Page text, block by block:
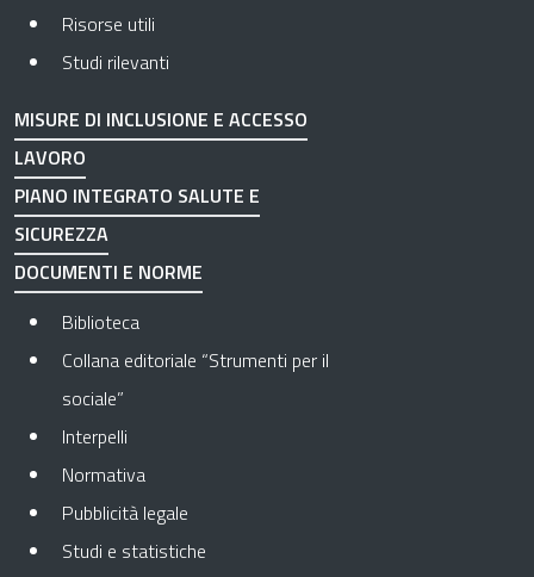
Risorse utili
Studi rilevanti
MISURE DI INCLUSIONE E ACCESSO
LAVORO
PIANO INTEGRATO SALUTE E
SICUREZZA
DOCUMENTI E NORME
Biblioteca
Collana editoriale “Strumenti per il
sociale”
Interpelli
Normativa
Pubblicità legale
Studi e statistiche